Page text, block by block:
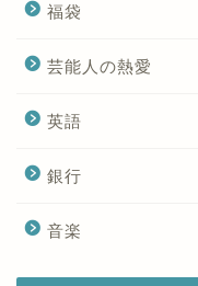
福袋
芸能人の熱愛
英語
銀行
音楽